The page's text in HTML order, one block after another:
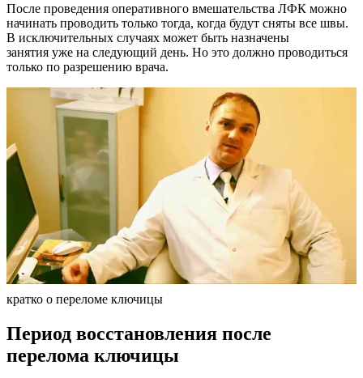
После проведения оперативного вмешательства ЛФК можно
начинать проводить только тогда, когда будут сняты все швы.
В исключительных случаях может быть назначены
занятия уже на следующий день. Но это должно проводиться
только по разрешению врача.
кратко о переломе ключицы
Период восстановления после
перелома ключицы